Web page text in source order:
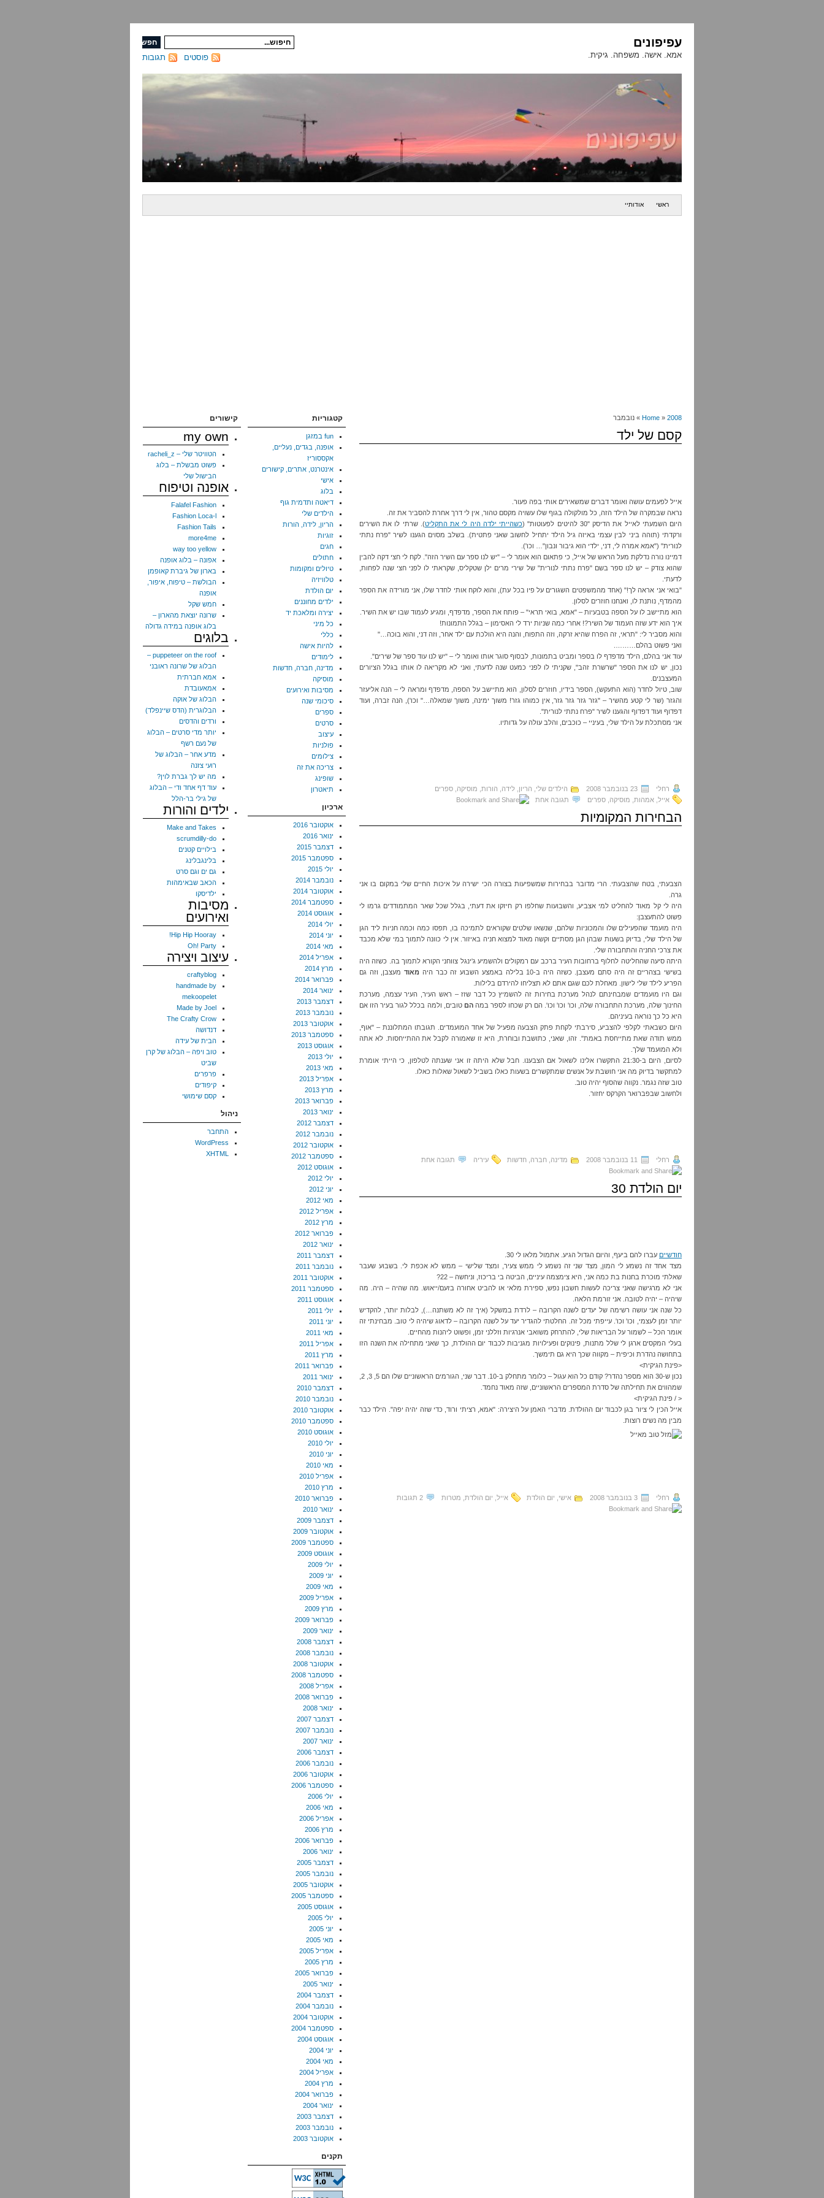
עפיפונים
אמא. אישה. משפחה. גיקית. תגובות פוסטים
ראשי אודותיי
Home » 2008 » נובמבר
קסם של ילד
אייל לפעמים עושה ואומר דברים שמשאירים אותי בפה פעור.
נראה שבמקרה של הילד הזה, כל מולקולה בגוף שלו עשויה מקסם טהור, אין לי דרך אחרת להסביר את זה.
היום השמעתי לאייל את הדיסק "30 להיטים לפעוטות" (
כשהייתי ילדה היה לי את התקליט). שרתי לו את השירים
ורקדתי (תוהה ביני לבין עצמי באיזה גיל הילד יתחיל לחשוב שאני פתטית). בשלב מסוים הגענו לשיר "פרח נתתי
לנורית" ("אמא אמרה לי, דני, ילדי הוא גיבור ונבון"… וכו').
דמיינו נורה נדלקת מעל הראש של אייל, כי פתאום הוא אומר לי – "יש לנו ספר עם השיר הזה". לקח לי חצי דקה להבין
שהוא צודק – יש לנו ספר בשם "פרח נתתי לנורית" של שירי מרים ילן שטקליס, שקראתי לו לפני חצי שנה לפחות,
לדעתי.
"בואי אני אראה לך!" (אחד מהמשפטים השגורים על פיו בכל עת), והוא לוקח אותי לחדר שלו, אני מורידה את הספר
מהמדף, נותנת לו, ואנחנו חוזרים לסלון.
הוא מתיישב לו על הספה בטבעיות – "אמא, בואי תראי" – פותח את הספר, מדפדף, ומגיע לעמוד שבו יש את השיר.
איך הוא ידע שזה העמוד של השיר?! אחרי כמה שניות ירד לי האסימון – בגלל התמונות!
והוא מסביר לי: "תראי, זה הפרח שהיא זרקה, וזה התפוח, והנה היא הולכת עם ילד אחר, וזה דני, והוא בוכה…"
ואני פשוט בהלם……….
עוד אני בהלם, הילד מדפדף לו בספר ומביט בתמונות, לבסוף סוגר אותו ואומר לי – "יש לנו עוד ספר של שירים".
נכון, יש לנו את הספר "שרשרת זהב", שקניתי לו לפני כמעט שנה לדעתי, ואני לא מקריאה לו אותו בגלל הציורים
המעצבנים.
שוב, טיול לחדר (הוא התעקש), הספר בידיו, חוזרים לסלון, הוא מתיישב על הספה, מדפדף ומראה לי – הנה אליעזר
והגזר (שר לי קטע מהשיר – "גזר גזר גזר גזר, אין כמוהו גזר! משוך ימינה, משוך שמאלה…" וכו'), הנה זברה, ועוד
דפדוף ועוד דפדוף והגענו לשיר "פרח נתתי לנורית".
אני מסתכלת על הילד שלי, בעיניי – כוכבים, והלב עולה על גדותיו.
רחלי 23 בנובמבר 2008 הילדים שלי הריון, לידה, הורות מוסיקה ספרים
אייל אמהות מוסיקה ספרים תגובה אחת
הבחירות המקומיות
הצבעתי, בטח שהצבעתי. הרי מדובר בבחירות שמשפיעות בצורה הכי ישירה על איכות החיים שלי במקום בו אני
גרה.
היה לי קל מאוד להחליט למי אצביע, והשבועות שחלפו רק חיזקו את דעתי, בגלל שכל שאר המתמודדים גרמו לי
פשוט להתעצבן:
היה מועמד שהפעילים שלו והמכוניות שלהם, שנשאו שלטים שקוראים לתמיכה בו, תפסו כמה וכמה חניות ליד הגן
של הילד שלי, בדיוק בשעות שבהן הגן מסתיים וקשה מאוד למצוא חניה באיזור. אין לי כוונה לתמוך במי שלא מכבד
את צרכי החניה והתחבורה שלי.
היתה סיעה שהחליטה לחלוף ברחובות העיר ברכב עם רמקולים ולהשמיע ג'ינגל צווחני הקורא לתמוך בה. כשזה היה
בשישי בצהריים זה היה סתם מעצבן. כשזה היה ב-10 בלילה באמצע השבוע זה כבר היה
מאודמעצבן, וזה גם
הפריע לילד שלי לישון. מאחלת לכם שגם אתם לא תצליחו להירדם בלילות.
וגם היו מועמדים שמבחינתם לנהל מערכת בחירות זה להשמיץ כל דבר שזז – ראש העיר, העיר עצמה, מערכת
החינוך שלה, מערכת התחבורה שלה, וכו' וכו' וכו'. הם רק שכחו לספר במההם טובים, ולמה בכלל לגור בעיר הזו אם
היא כל כך נוראה בעיניהם.
היום כשבאתי לקלפי להצביע, סירבתי לקחת פתק הצבעה מפעיל של אחד המועמדים. תגובתו המתלוננת – "אוף,
ממש תודה שאת מתייחסת באמת". זהו, שאני, כתושבת ובוחרת, היא זו שאמורה לקבל את ההתייחסות. לא אתה
ולא המועמד שלך.
לסיום, היום ב-21:30 התקשרו אלינו לשאול אם הצבענו. חבל שלא היתה זו אני שענתה לטלפון, כי הייתי אומרת
למתקשר בדיוק מה אני חושבת על אנשים שמתקשרים בשעות כאלו בשביל לשאול שאלות כאלו.
טוב שזה נגמר. נקווה שהסוף יהיה טוב.
ולחשוב שבפברואר הקרקס יחזור.
רחלי 11 בנובמבר 2008 מדינה, חברה, חדשות עיריה תגובה אחת
יום הולדת 30
חודשיים עברו להם ביעף, והיום הגדול הגיע. אתמול מלאו לי 30.
מצד אחד זה נשמע לי המון, מצד שני זה נשמע לי ממש צעיר, ומצד שלישי – ממש לא אכפת לי. בשבוע שעבר
שאלתי מוכרת בחנות בת כמה אני, היא צימצמה עיניים, הביטה בי בריכוז, וניחשה – 22?
אני לא מרגישה שאני צריכה לעשות חשבון נפש, ספירת מלאי או להביט אחורה בזעם/ייאוש. מה שהיה – היה. מה
שיהיה – יהיה לטובה. אני זורמת הלאה.
כל שנה אני עושה רשימה של יעדים לשנה הקרובה – לרדת במשקל (איך זה לא משתנה…), לבלות יותר, להקדיש
יותר זמן לעצמי, וכו' וכו'. עייפתי מכל זה. החלטתי להגדיר יעד על לשנה הקרובה – לדאוג שיהיה לי טוב. מבחינתי זה
אומר הכל – לשמור על הבריאות שלי, להתרחק משואבי אנרגיות וזללני זמן, ופשוט ליהנות מהחיים.
בעלי המקסים ארגן לי שלל מתנות, פינוקים ופעילויות מגניבות לכבוד יום ההולדת, כך שאני מתחילה את השנה הזו
בתחושה נהדרת וכיפית – מקווה שכך היא גם תימשך.
<פינת הגיקית>
שמהווים את תחילתה של סדרת המספרים הראשוניים, שזה מאוד נחמד.
< / פינת הגיקית>
אייל הכין לי ציור בגן לכבוד יום ההולדת. מדברי האמן על היצירה: "אמא, רציתי ורוד, כדי שזה יהיה יפה". הילד כבר
מבין מה נשים רוצות.
רחלי 3 בנובמבר 2008 אישי יום הולדת אייל יום הולדת מטרות 2 תגובות
קטגוריות
fun במזגן
אופנה, בגדים, נעליים,
אקססוריז
אינטרנט, אתרים, קישורים
אישי
בלוג
דיאטה ותדמית גוף
הילדים שלי
הריון, לידה, הורות
זוגיות
חגים
חתולים
טיולים ומקומות
טלוויזיה
יום הולדת
ילדים מחוננים
יצירה ומלאכת יד
כל מיני
כללי
להיות אישה
לימודים
מדינה, חברה, חדשות
מוסיקה
מסיבות ואירועים
סיכומי שנה
ספרים
סרטים
עיצוב
פולניות
צילומים
צריכה את זה
שופינג
תיאטרון
ארכיון
אוקטובר 2016
ינואר 2016
דצמבר 2015
ספטמבר 2015
יולי 2015
נובמבר 2014
אוקטובר 2014
ספטמבר 2014
אוגוסט 2014
יולי 2014
יוני 2014
מאי 2014
אפריל 2014
מרץ 2014
פברואר 2014
ינואר 2014
דצמבר 2013
נובמבר 2013
אוקטובר 2013
ספטמבר 2013
אוגוסט 2013
יולי 2013
מאי 2013
אפריל 2013
מרץ 2013
פברואר 2013
ינואר 2013
דצמבר 2012
נובמבר 2012
אוקטובר 2012
ספטמבר 2012
אוגוסט 2012
יולי 2012
יוני 2012
מאי 2012
אפריל 2012
מרץ 2012
פברואר 2012
ינואר 2012
דצמבר 2011
נובמבר 2011
אוקטובר 2011
ספטמבר 2011
אוגוסט 2011
יולי 2011
יוני 2011
מאי 2011
אפריל 2011
מרץ 2011
פברואר 2011
ינואר 2011
דצמבר 2010
נובמבר 2010
אוקטובר 2010
ספטמבר 2010
אוגוסט 2010
יולי 2010
יוני 2010
מאי 2010
אפריל 2010
מרץ 2010
פברואר 2010
ינואר 2010
דצמבר 2009
אוקטובר 2009
ספטמבר 2009
אוגוסט 2009
יולי 2009
יוני 2009
מאי 2009
אפריל 2009
מרץ 2009
פברואר 2009
ינואר 2009
דצמבר 2008
נובמבר 2008
אוקטובר 2008
ספטמבר 2008
אפריל 2008
פברואר 2008
ינואר 2008
דצמבר 2007
נובמבר 2007
ינואר 2007
דצמבר 2006
נובמבר 2006
אוקטובר 2006
ספטמבר 2006
יולי 2006
מאי 2006
אפריל 2006
מרץ 2006
פברואר 2006
ינואר 2006
דצמבר 2005
נובמבר 2005
אוקטובר 2005
ספטמבר 2005
אוגוסט 2005
יולי 2005
יוני 2005
מאי 2005
אפריל 2005
מרץ 2005
פברואר 2005
ינואר 2005
דצמבר 2004
נובמבר 2004
אוקטובר 2004
ספטמבר 2004
אוגוסט 2004
יוני 2004
מאי 2004
אפריל 2004
מרץ 2004
פברואר 2004
ינואר 2004
דצמבר 2003
נובמבר 2003
אוקטובר 2003
תקנים
קישורים
my own
הטוויטר שלי – racheli_z
פשוט מבשלת – בלוג
הבישול שלי
אופנה וטיפוח
Falafel Fashion
Fashion Loca-l
Fashion Tails
more4me
way too yellow
אפונה – בלוג אופנה
בארון של גיברת קאופמן
הבולשת – טיפוח, איפור,
אופנה
חמש שקל
שרונה יוצאת מהארון –
בלוג אופנה במידה גדולה
בלוגים
puppeteer on the roof –
הבלוג של שרונה ראובני
אמא חברתית
אמאעובדת
הבלוג של אוקה
הבלוגרית (הדס שיינפלד)
ורדים והדסים
יותר מדי סרטים – הבלוג
של נעם רשף
מדע אחר – הבלוג של
רועי צזנה
מה יש לך גברת לוין?
עוד דף אחד ודי – הבלוג
של גילי בר-הלל
ילדים והורות
Make and Takes
scrumdilly-do
בילויים קטנים
בלינגבלינג
גם ים וגם סרט
הכאב שבאימהות
ילדיסקו
מסיבות
ואירועים
Hip Hip Hooray!
Oh! Party
עיצוב ויצירה
craftyblog
handmade by
mekoopelet
Made by Joel
The Crafty Crow
דנדושה
הבית של עידה
טוב ויפה – הבלוג של קרן
שביט
פרפרים
קיפודים
קסם שימושי
ניהול
התחבר
WordPress
XHTML